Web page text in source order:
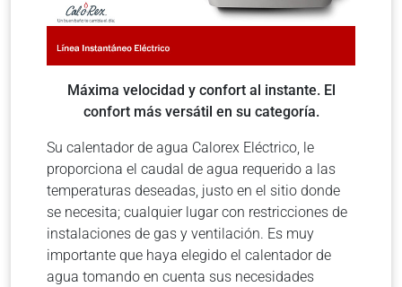
Máxima velocidad y confort al instante. El
confort más versátil en su categoría.
Su calentador de agua Calorex Eléctrico, le
proporciona el caudal de agua requerido a las
temperaturas deseadas, justo en el sitio donde
se necesita; cualquier lugar con restricciones de
instalaciones de gas y ventilación. Es muy
importante que haya elegido el calentador de
agua tomando en cuenta sus necesidades